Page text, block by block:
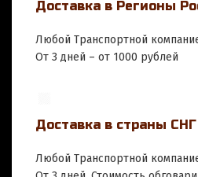
Доставка в Регионы
Любой Транспортной
От 3 дней – от 1000 рублей
Доставка в страны СНГ
Любой Транспортной